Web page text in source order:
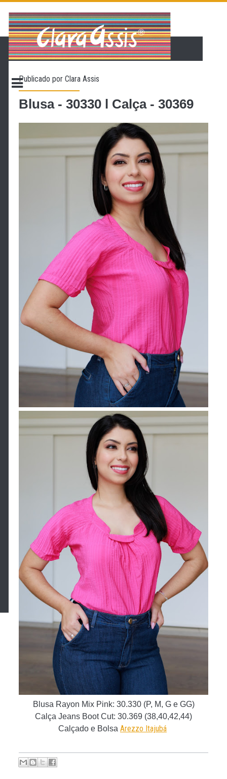
PÁGINA INICIAL
LOJA VIRTUAL
CONTATO
PROMOÇÃO
Publicado porClara Assis
Blusa - 30330 l Calça - 30369
Blusa Rayon Mix Pink: 30.330 (P, M, G e GG)
Calça Jeans Boot Cut: 30.369 (38,40,42,44)
Calçado e Bolsa Arezzo Itajubá